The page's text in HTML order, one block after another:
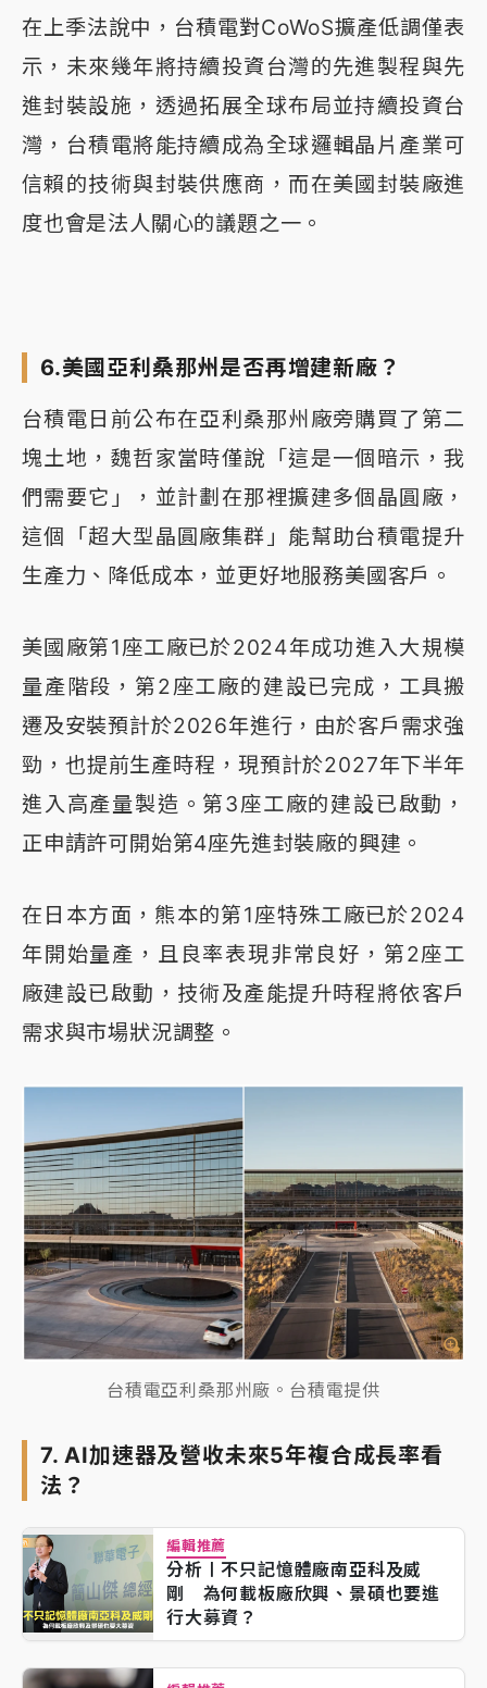
在上季法說中，台積電對CoWoS擴產低調僅表
示，未來幾年將持續投資台灣的先進製程與先
進封裝設施，透過拓展全球布局並持續投資台
灣，台積電將能持續成為全球邏輯晶片產業可
信賴的技術與封裝供應商，而在美國封裝廠進
度也會是法人關心的議題之一。
6.美國亞利桑那州是否再增建新廠？
台積電日前公布在亞利桑那州廠旁購買了第二
塊土地，魏哲家當時僅說「這是一個暗示，我
們需要它」，並計劃在那裡擴建多個晶圓廠，
這個「超大型晶圓廠集群」能幫助台積電提升
生產力、降低成本，並更好地服務美國客戶。
美國廠第1座工廠已於2024年成功進入大規模
量產階段，第2座工廠的建設已完成，工具搬
遷及安裝預計於2026年進行，由於客戶需求強
勁，也提前生產時程，現預計於2027年下半年
進入高產量製造。第3座工廠的建設已啟動，
正申請許可開始第4座先進封裝廠的興建。
在日本方面，熊本的第1座特殊工廠已於2024
年開始量產，且良率表現非常良好，第2座工
廠建設已啟動，技術及產能提升時程將依客戶
需求與市場狀況調整。
台積電亞利桑那州廠。台積電提供
7. AI加速器及營收未來5年複合成長率看
法？
編輯推薦
分析〡不只記憶體廠南亞科及威
剛 為何載板廠欣興、景碩也要進
行大募資？